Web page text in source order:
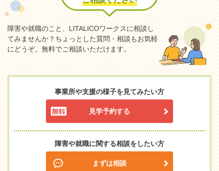
障害や就職のこと、LITALICOワークスに相談し
てみませんか？ちょっとした質問・相談もお気軽
にどうぞ。無料でご相談いただけます。
事業所や支援の様子を見てみたい方
見学予約する
障害や就職に関する相談をしたい方
まずは相談